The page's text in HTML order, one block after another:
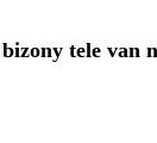
tele van